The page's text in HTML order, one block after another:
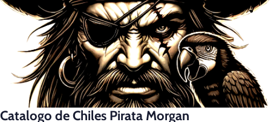
Catalogo de Chiles Pirata Morgan